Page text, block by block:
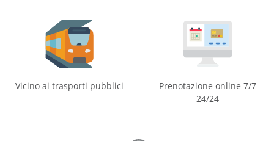
Vicino ai trasporti pubblici
Prenotazione online 7/7
24/24